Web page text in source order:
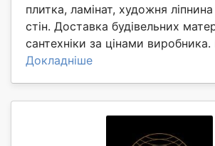
плитка, ламінат, художня
стін. Доставка будівельних
сантехніки за цінами
Докладніше